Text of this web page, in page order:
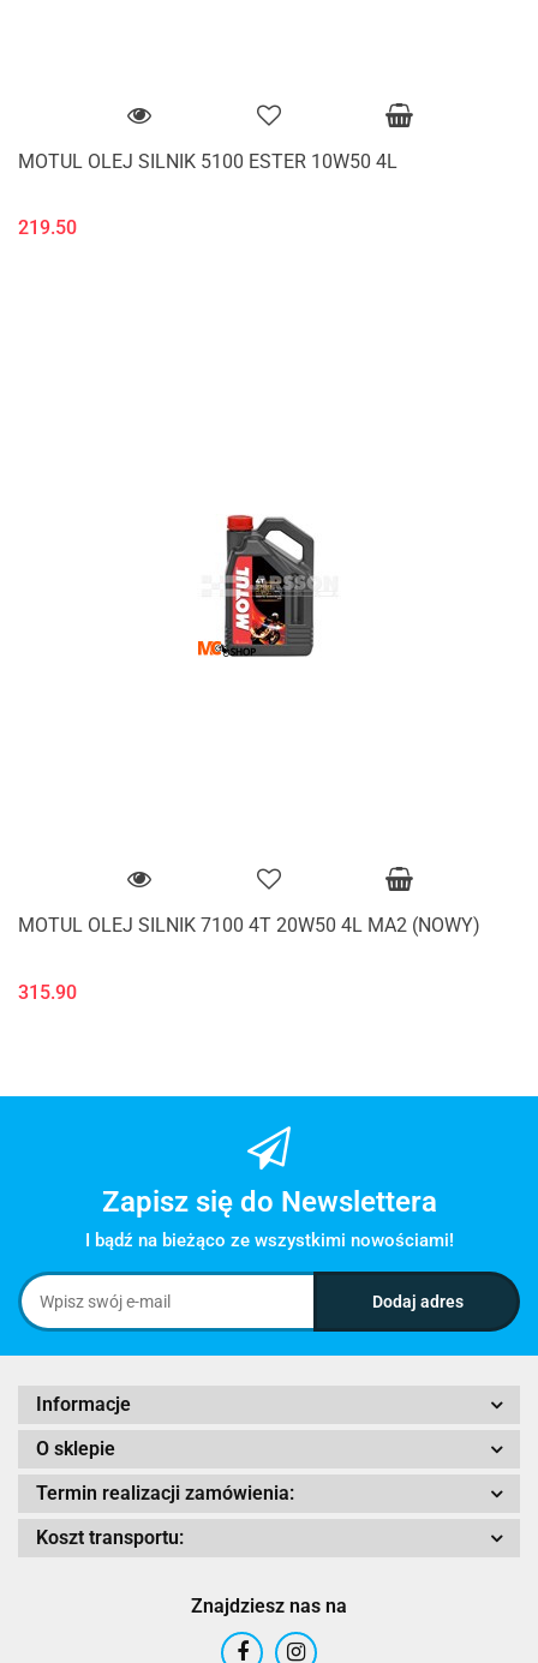
MOTUL OLEJ SILNIK 5100 ESTER 10W50 4L
219.50
MOTUL OLEJ SILNIK 7100 4T 20W50 4L MA2 (NOWY)
315.90
Zapisz się do Newslettera
I bądź na bieżąco ze wszystkimi nowościami!
Informacje
O sklepie
Termin realizacji zamówienia:
Koszt transportu:
Znajdziesz nas na